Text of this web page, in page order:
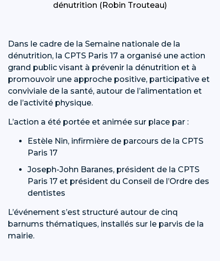
dénutrition (Robin Trouteau)
Dans le cadre de la Semaine nationale de la
dénutrition, la CPTS Paris 17 a organisé une action
grand public visant à prévenir la dénutrition et à
promouvoir une approche positive, participative et
conviviale de la santé, autour de l’alimentation et
de l’activité physique.
L’action a été portée et animée sur place par :
Estèle Nin, infirmière de parcours de la CPTS
Paris 17
Joseph-John Baranes, président de la CPTS
Paris 17 et président du Conseil de l’Ordre des
dentistes
L’événement s’est structuré autour de cinq
barnums thématiques, installés sur le parvis de la
mairie.